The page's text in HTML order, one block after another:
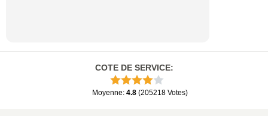
COTE DE SERVICE:
Moyenne: 4.8 (205218 Votes)